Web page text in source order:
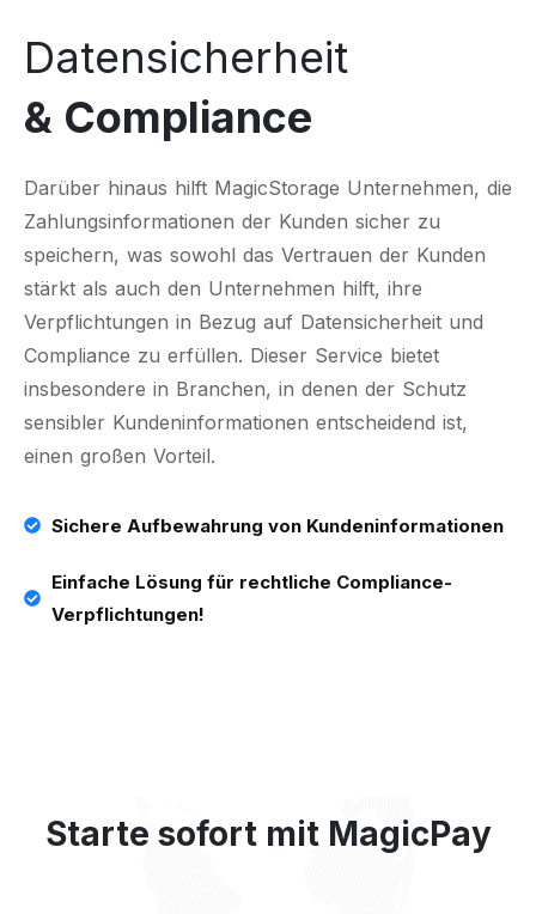
Datensicherheit
& Compliance
Darüber hinaus hilft MagicStorage Unternehmen, die
Zahlungsinformationen der Kunden sicher zu
speichern, was sowohl das Vertrauen der Kunden
stärkt als auch den Unternehmen hilft, ihre
Verpflichtungen in Bezug auf Datensicherheit und
Compliance zu erfüllen. Dieser Service bietet
insbesondere in Branchen, in denen der Schutz
sensibler Kundeninformationen entscheidend ist,
einen großen Vorteil.
Sichere Aufbewahrung von Kundeninformationen
Einfache Lösung für rechtliche Compliance-
Verpflichtungen!
Starte sofort mit MagicPay